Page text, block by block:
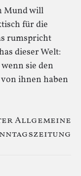
Mund will
für die
rumspricht
dieser Welt:
sie den
von ihnen haben
Allgemeine